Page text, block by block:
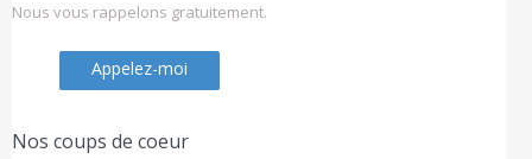
Nous vous rappelons gratuitement.
Appelez-moi
Nos coups de coeur